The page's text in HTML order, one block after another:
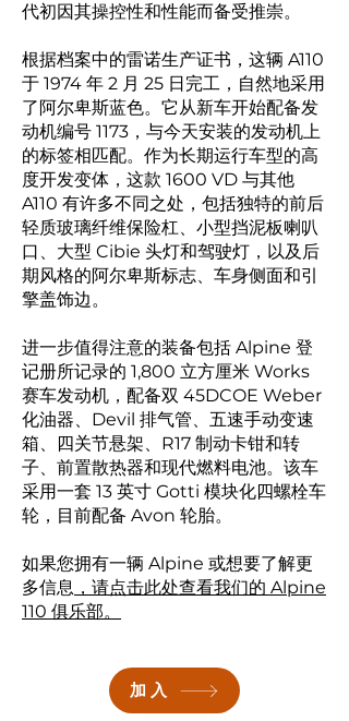
代初因其操控性和性能而备受推崇。
根据档案中的雷诺生产证书，这辆 A110
于 1974 年 2 月 25 日完工，自然地采用
了阿尔卑斯蓝色。它从新车开始配备发
动机编号 1173，与今天安装的发动机上
的标签相匹配。作为长期运行车型的高
度开发变体，这款 1600 VD 与其他
A110 有许多不同之处，包括独特的前后
轻质玻璃纤维保险杠、小型挡泥板喇叭
口、大型 Cibie 头灯和驾驶灯，以及后
期风格的阿尔卑斯标志、车身侧面和引
擎盖饰边。
进一步值得注意的装备包括 Alpine 登
记册所记录的 1,800 立方厘米 Works
赛车发动机，配备双 45DCOE Weber
化油器、Devil 排气管、五速手动变速
箱、四关节悬架、R17 制动卡钳和转
子、前置散热器和现代燃料电池。该车
采用一套 13 英寸 Gotti 模块化四螺栓车
轮，目前配备 Avon 轮胎。
如果您拥有一辆 Alpine 或想要了解更
多信息 ，请点击此处查看我们的 Alpine
110 俱乐部。
加入